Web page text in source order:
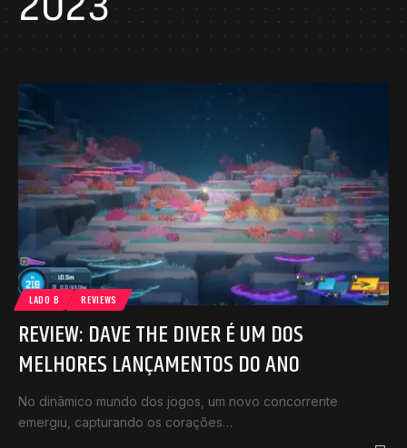
LADO B REVIEWS
REVIEW: DAVE THE DIVER É UM DOS
MELHORES LANÇAMENTOS DO ANO
No dinâmico mundo dos jogos, um novo concorrente
emergiu, capturando os corações…